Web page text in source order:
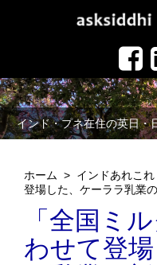
インド・プネ在住の英日・
ホーム > インドあれこれ
登場した、ケーララ乳業
「全国ミ
わせて登